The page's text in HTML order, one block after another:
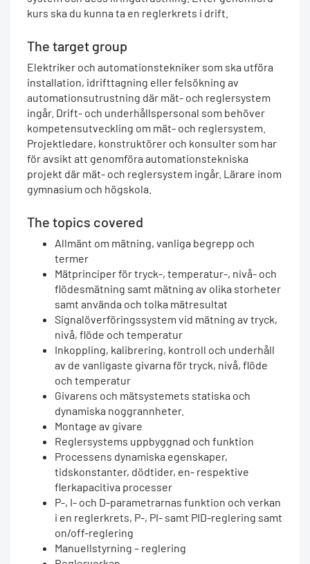
kurs ska du kunna ta en reglerkrets i drift.
The target group
Elektriker och automationstekniker som ska utföra
installation, idrifttagning eller felsökning av
automationsutrustning där mät- och reglersystem
ingår. Drift- och underhållspersonal som behöver
kompetensutveckling om mät- och reglersystem.
Projektledare, konstruktörer och konsulter som har
för avsikt att genomföra automationstekniska
projekt där mät- och reglersystem ingår. Lärare inom
gymnasium och högskola.
The topics covered
Allmänt om mätning, vanliga begrepp och
termer
Mätprinciper för tryck-, temperatur-, nivå- och
flödesmätning samt mätning av olika storheter
samt använda och tolka mätresultat
Signalöverföringssystem vid mätning av tryck,
nivå, flöde och temperatur
Inkoppling, kalibrering, kontroll och underhåll
av de vanligaste givarna för tryck, nivå, flöde
och temperatur
Givarens och mätsystemets statiska och
dynamiska noggrannheter.
Montage av givare
Reglersystems uppbyggnad och funktion
Processens dynamiska egenskaper,
tidskonstanter, dödtider, en- respektive
flerkapacitiva processer
P-, I- och D-parametrarnas funktion och verkan
i en reglerkrets, P-, PI- samt PID-reglering samt
on/off-reglering
Manuellstyrning – reglering